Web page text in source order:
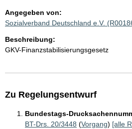
Angegeben von:
Sozialverband Deutschland e.V.
Beschreibung:
GKV-Finanzstabilisierungsgesetz
Zu Regelungsentwurf
Bundestags-
BT-Drs. 20/3448 (Vorgang) [alle